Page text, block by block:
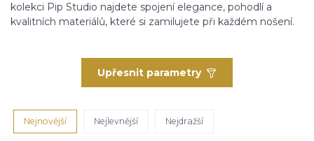
kolekci Pip Studio najdete spojení elegance, pohodlí a
kvalitních materiálů, které si zamilujete při každém nošení.
Upřesnit parametry
Nejnovější Nejlevnější Nejdražší